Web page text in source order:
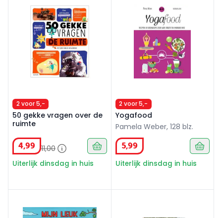
2 voor 5,-
50 gekke vragen over de
ruimte
4,99 11,00
Uiterlijk dinsdag in huis
2 voor 5,-
Yogafood
Pamela Weber, 128 blz.
5,99
Uiterlijk dinsdag in huis